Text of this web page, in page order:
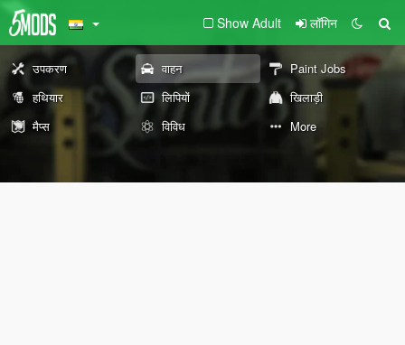
Show Adult लॉगिन
उपकरण वाहन
Paint Jobs
हथियार
लिपियों
खिलाड़ी
मैप्स
विविध More